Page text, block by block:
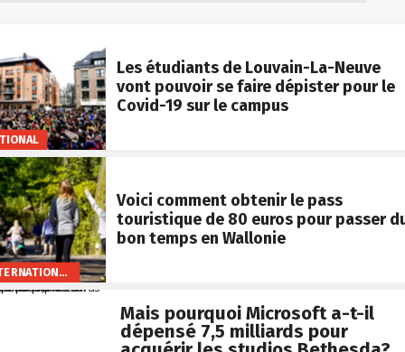
Les étudiants de Louvain-La-Neuve
vont pouvoir se faire dépister pour le
Covid-19 sur le campus
INTERNATIONAL
Voici comment obtenir le pass
touristique de 80 euros pour passer
bon temps en Wallonie
Mais pourquoi Microsoft a-t-il
dépensé 7,5 milliards pour